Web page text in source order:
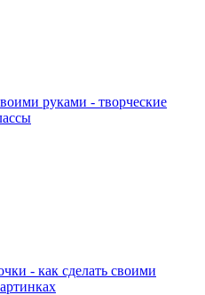
руками - творческие
- как сделать своими